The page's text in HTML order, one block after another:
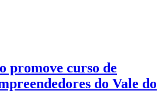
promove curso de
do Vale do